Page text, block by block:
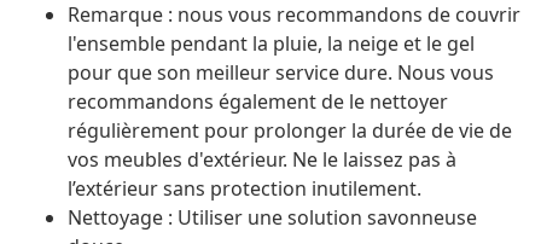
Remarque : nous vous recommandons de couvrir
l'ensemble pendant la pluie, la neige et le gel
pour que son meilleur service dure. Nous vous
recommandons également de le nettoyer
régulièrement pour prolonger la durée de vie de
vos meubles d'extérieur. Ne le laissez pas à
l’extérieur sans protection inutilement.
Nettoyage : Utiliser une solution savonneuse